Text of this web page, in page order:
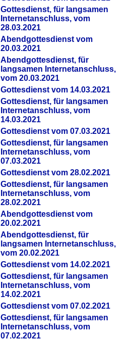
Gottesdienst, für langsamen
Internetanschluss, vom
28.03.2021
Abendgottesdienst vom
20.03.2021
Abendgottesdienst, für
langsamen Internetanschluss,
vom 20.03.2021
Gottesdienst vom 14.03.2021
Gottesdienst, für langsamen
Internetanschluss, vom
14.03.2021
Gottesdienst vom 07.03.2021
Gottesdienst, für langsamen
Internetanschluss, vom
07.03.2021
Gottesdienst vom 28.02.2021
Gottesdienst, für langsamen
Internetanschluss, vom
28.02.2021
Abendgottesdienst vom
20.02.2021
Abendgottesdienst, für
langsamen Internetanschluss,
vom 20.02.2021
Gottesdienst vom 14.02.2021
Gottesdienst, für langsamen
Internetanschluss, vom
14.02.2021
Gottesdienst vom 07.02.2021
Gottesdienst, für langsamen
Internetanschluss, vom
07.02.2021